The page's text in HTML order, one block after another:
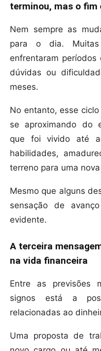
terminou, mas o fim
Nem sempre as
para o dia. Muitas
enfrentaram
dúvidas ou
meses.
No entanto, esse
se aproximando do
que foi vivido até
habilidades,
terreno para uma
Mesmo que alguns
sensação de
evidente.
A terceira
na vida financeira
Entre as previsões
signos está a
relacionadas ao
Uma proposta de